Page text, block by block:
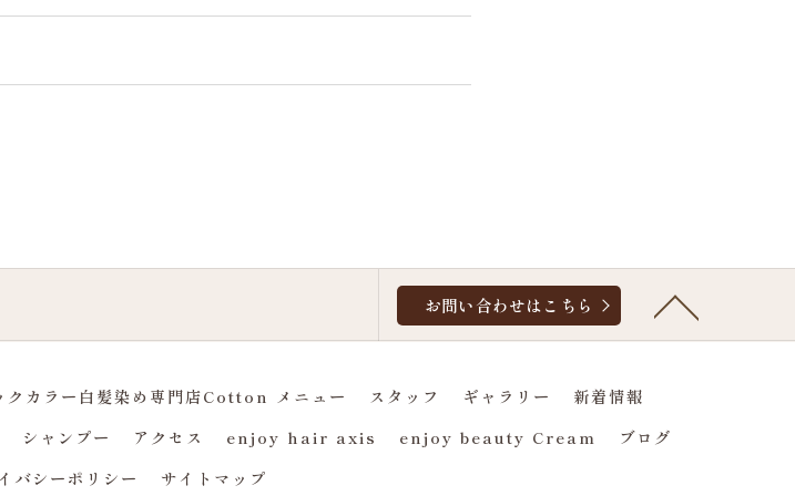
お問い合わせはこちら
クカラー白髪染め専門店Cotton メニュー スタッフ ギャラリー
新着情報
シャンプー アクセス enjoy hair axis enjoy beauty Cream
ブログ
バシーポリシー サイトマップ